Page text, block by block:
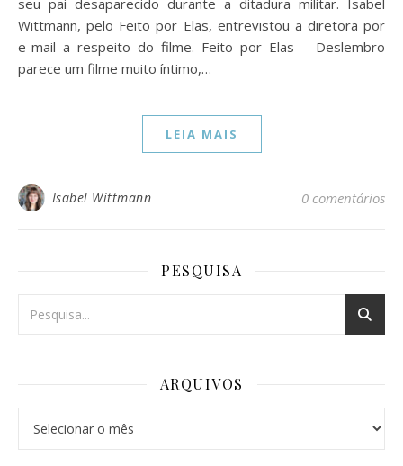
seu pai desaparecido durante a ditadura militar. Isabel
Wittmann, pelo Feito por Elas, entrevistou a diretora por
e-mail a respeito do filme. Feito por Elas – Deslembro
parece um filme muito íntimo,…
LEIA MAIS
Isabel Wittmann 0 comentários
PESQUISA
ARQUIVOS